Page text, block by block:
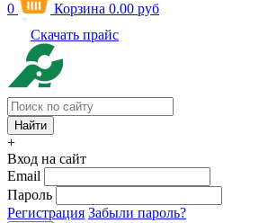
0 Корзина 0.00 руб
Скачать прайс
+
Вход на сайт
Email
Пароль
Регистрация Забыли пароль?